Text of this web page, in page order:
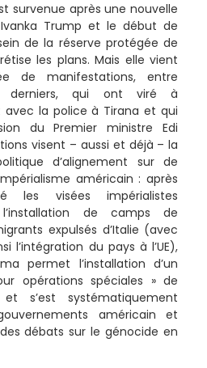
survenue après une nouvelle
Trump et le début de
de la réserve protégée de
les plans. Mais elle vient
de manifestations, entre
derniers, qui ont viré à
avec la police à Tirana et qui
du Premier ministre Edi
visent – aussi et déjà – la
d’alignement sur de
américain : après
les visées impérialistes
de camps de
expulsés d’Italie (avec
l’intégration du pays à l’UE),
permet l’installation d’un
opérations spéciales » de
s’est systématiquement
américain et
des débats sur le génocide en